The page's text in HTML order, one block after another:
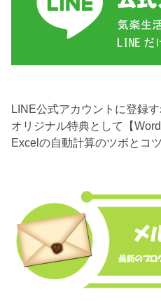
LINE公式アカウントに登録
オリジナル特典として【
Excelの自動計算のツボとコ